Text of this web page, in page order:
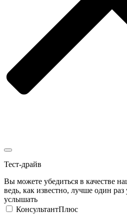
Тест-драйв
Вы можете убедиться в качестве
ведь, как известно, лучше один раз
услышать
КонсультантПлюс